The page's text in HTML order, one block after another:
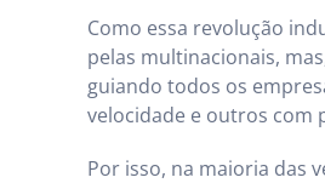
Como essa revolução
pelas multinacionais,
guiando todos os
velocidade e outros com
Por isso, na maioria das